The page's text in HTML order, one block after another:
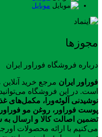
موبایل
مجوزها
درباره فروشگاه فوراور ایران
فوراور ایران مرجع خرید
است. در این فروشگاه
نوشیدنی آلوئه‌ورا، مکمل‌های
پوست فوراور، روغن مو
تضمین اصالت کالا و ارسال
می‌کنیم با ارائه محصولات